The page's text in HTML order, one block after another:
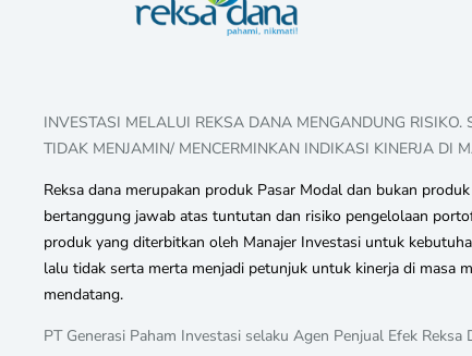
INVESTASI MELALUI REKSA DANA MENGANDUNG
TIDAK MENJAMIN/ MENCERMINKAN INDIKASI KINERJA DI
Reksa dana merupakan produk Pasar Modal dan bukan
bertanggung jawab atas tuntutan dan risiko pengelolaan
produk yang diterbitkan oleh Manajer Investasi untuk
lalu tidak serta merta menjadi petunjuk untuk kinerja di masa
mendatang.
PT Generasi Paham Investasi selaku Agen Penjual Efek